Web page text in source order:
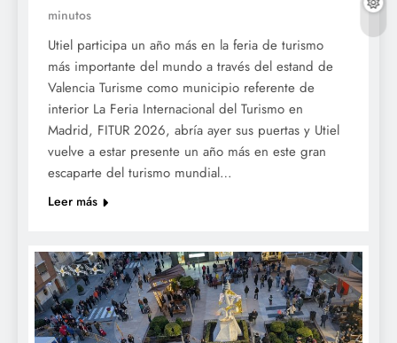
minutos
Utiel participa un año más en la feria de turismo
más importante del mundo a través del estand de
Valencia Turisme como municipio referente de
interior La Feria Internacional del Turismo en
Madrid, FITUR 2026, abría ayer sus puertas y Utiel
vuelve a estar presente un año más en este gran
escaparte del turismo mundial…
Leer más